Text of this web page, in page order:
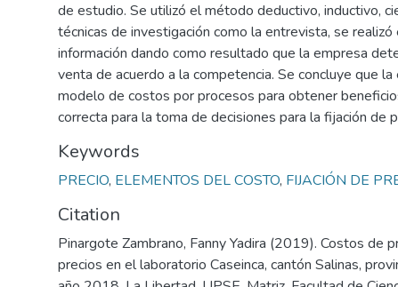
de estudio. Se utilizó el método deductivo, inductivo,
técnicas de investigación como la entrevista, se
información dando como resultado que la empresa
venta de acuerdo a la competencia. Se concluye que
modelo de costos por procesos para obtener
correcta para la toma de decisiones para la fijación de
Keywords
PRECIO, ELEMENTOS DEL COSTO, FIJACIÓN DE
Citation
Pinargote Zambrano, Fanny Yadira (2019). Costos de
precios en el laboratorio Caseinca, cantón Salinas,